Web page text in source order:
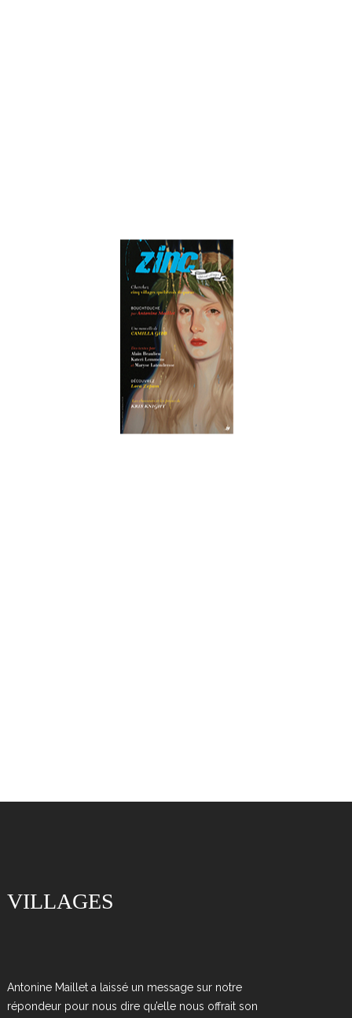
VILLAGES
Antonine Maillet a laissé un message sur notre
répondeur pour nous dire qu’elle nous offrait son